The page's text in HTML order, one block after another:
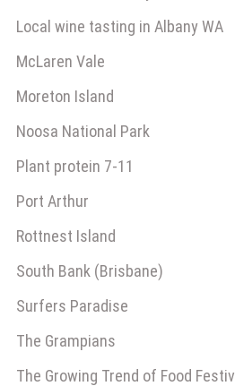
Local wine tasting in Albany WA
McLaren Vale
Moreton Island
Noosa National Park
Plant protein 7-11
Port Arthur
Rottnest Island
South Bank (Brisbane)
Surfers Paradise
The Grampians
The Growing Trend of Food